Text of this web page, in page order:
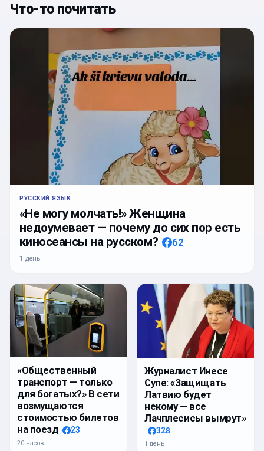
Что-то почитать
РУССКИЙ ЯЗЫК
«Не могу молчать!» Женщина
недоумевает — почему до сих пор есть
киносеансы на русском?
62
1 день
«Общественный
транспорт — только
для богатых?» В сети
возмущаются
стоимостью билетов
на поезд
23
20 часов
Журналист Инесе
Супе: «Защищать
Латвию будет
некому — все
Лачплесисы вымрут»
328
1 день